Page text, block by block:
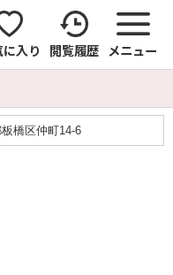
入り 閲覧履歴 メニュー
橋区仲町14-6